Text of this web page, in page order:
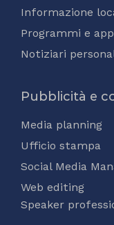
Informazione
Programmi e
Notiziari
Pubblicità e
Media planning
Ufficio stampa
Social Media
Web editing
Speaker